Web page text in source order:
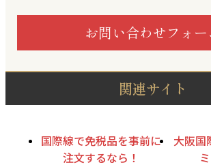
お問い合わせフォー
関連サイト
国際線で免税品を事前に
注文するなら！
大阪国